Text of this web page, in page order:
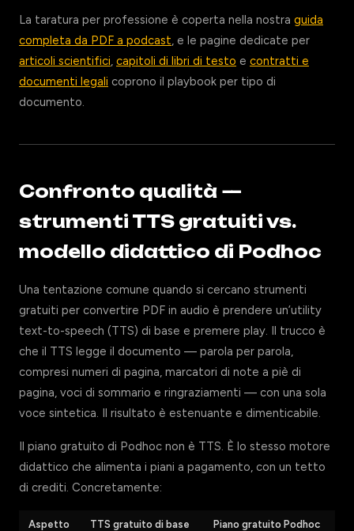
La taratura per professione è coperta nella nostra guida
completa da PDF a podcast, e le pagine dedicate per
articoli scientifici, capitoli di libri di testo e contratti e
documenti legali coprono il playbook per tipo di
documento.
Confronto qualità —
strumenti TTS gratuiti vs.
modello didattico di Podhoc
Una tentazione comune quando si cercano strumenti
gratuiti per convertire PDF in audio è prendere un’utility
text-to-speech (TTS) di base e premere play. Il trucco è
che il TTS legge il documento — parola per parola,
compresi numeri di pagina, marcatori di note a piè di
pagina, voci di sommario e ringraziamenti — con una sola
voce sintetica. Il risultato è estenuante e dimenticabile.
Il piano gratuito di Podhoc non è TTS. È lo stesso motore
didattico che alimenta i piani a pagamento, con un tetto
di crediti. Concretamente:
Aspetto TTS gratuito di base Piano gratuito Podhoc